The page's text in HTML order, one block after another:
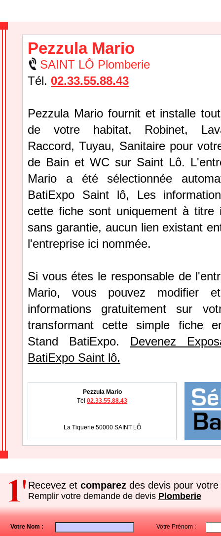
Pezzula Mario
SAINT LÔ Plomberie
Tél. 02.33.55.88.43
Pezzula Mario fournit et installe
de votre habitat, Robinet,
Raccord, Tuyau, Sanitaire pour
de Bain et WC sur Saint Lô.
Mario a été sélectionnée
BatiExpo Saint lô, Les
cette fiche sont uniquement à titre
sans garantie, aucun lien existant
l'entreprise ici nommée.
Si vous étes le responsable de
Mario, vous pouvez modifier
informations gratuitement sur
transformant cette simple fiche
Stand BatiExpo. Devenez
BatiExpo Saint lô.
Pezzula Mario
Tél 02.33.55.88.43
La Tiquerie 50000 SAINT LÔ
Recevez et comparez des devis pour votre
Remplir votre demande de devis Plomberie
Votre Nom : Votre Prénom :